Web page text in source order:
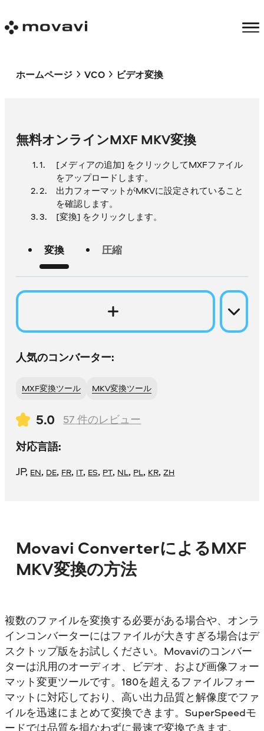
ホームページ VCO ビデオ変換
無料オンラインMXF MKV変換
[メディアの追加] をクリックしてMXFファイル
をアップロードします。
出力フォーマットがMKVに設定されていること
を確認します。
[変換] をクリックします。
変換 圧縮
人気のコンバーター:
MXF変換ツール MKV変換ツール
5.0 57 件のレビュー
対応言語:
JP, EN, DE, FR, IT, ES, PT, NL, PL, KR,ZH
Movavi ConverterによるMXF
MKV変換の方法
複数のファイルを変換する必要がある場合や、オンラ
インコンバーターにはファイルが大きすぎる場合はデ
スクトップ版をお試しください。Movaviのコンバー
ターは汎用のオーディオ、ビデオ、および画像フォー
マット変更ツールです。180を超えるファイルフォー
マットに対応しており、高い出力品質と解像度でファ
イルを迅速にまとめて変換できます。SuperSpeedモ
ードでは品質を損なわずに最速で変換できます。